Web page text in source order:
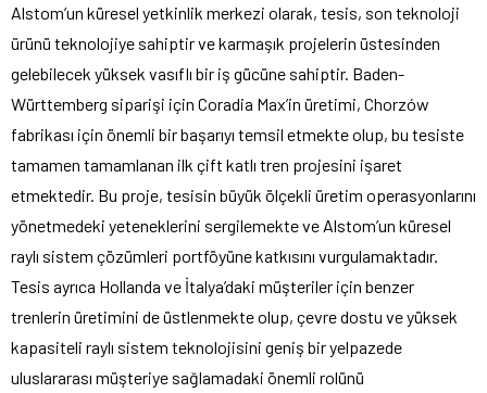
Alstom’un küresel yetkinlik merkezi olarak, tesis, son teknoloji
ürünü teknolojiye sahiptir ve karmaşık projelerin üstesinden
gelebilecek yüksek vasıflı bir iş gücüne sahiptir. Baden-
Württemberg siparişi için Coradia Max’in üretimi, Chorzów
fabrikası için önemli bir başarıyı temsil etmekte olup, bu tesiste
tamamen tamamlanan ilk çift katlı tren projesini işaret
etmektedir. Bu proje, tesisin büyük ölçekli üretim operasyonlarını
yönetmedeki yeteneklerini sergilemekte ve Alstom’un küresel
raylı sistem çözümleri portföyüne katkısını vurgulamaktadır.
Tesis ayrıca Hollanda ve İtalya’daki müşteriler için benzer
trenlerin üretimini de üstlenmekte olup, çevre dostu ve yüksek
kapasiteli raylı sistem teknolojisini geniş bir yelpazede
uluslararası müşteriye sağlamadaki önemli rolünü